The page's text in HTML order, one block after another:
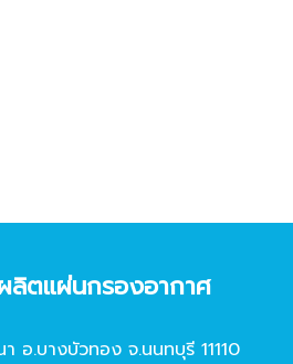
ลิตแผ่นกรองอากาศ
.บางบัวทอง จ.นนทบุรี 11110